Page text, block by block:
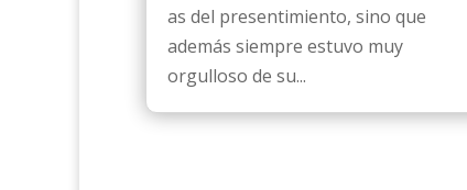
as del presentimiento, sino que
además siempre estuvo muy
orgulloso de su...